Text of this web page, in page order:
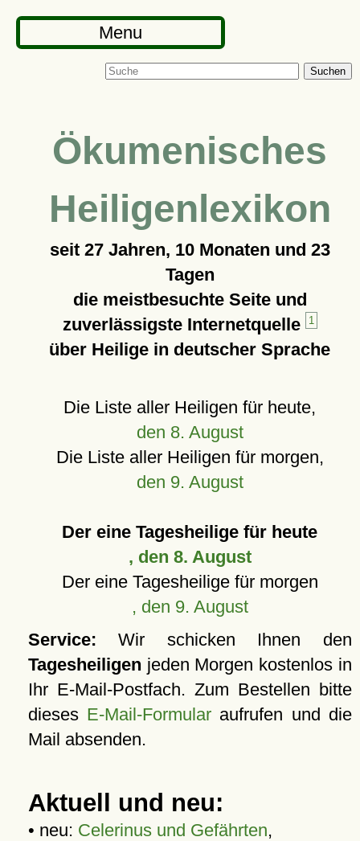
Menu
Suchen
Ökumenisches
Heiligenlexikon
seit 27 Jahren, 10 Monaten und 23
Tagen
die meistbesuchte Seite und
zuverlässigste Internetquelle
1
über Heilige in deutscher Sprache
Die Liste aller Heiligen für heute,
den 8. August
Die Liste aller Heiligen für morgen,
den 9. August
Der eine Tagesheilige für heute
, den 8. August
Der eine Tagesheilige für morgen
, den 9. August
Service: Wir schicken Ihnen den
Tagesheiligen jeden Morgen kostenlos in
Ihr E-Mail-Postfach. Zum Bestellen bitte
dieses E-Mail-Formular aufrufen und die
Mail absenden.
Aktuell und neu:
• neu: Celerinus und Gefährten,